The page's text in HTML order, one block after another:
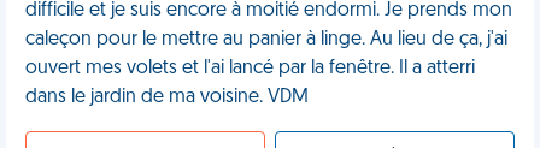
difficile et je suis encore à moitié endormi. Je prends mon
caleçon pour le mettre au panier à linge. Au lieu de ça, j'ai
ouvert mes volets et l'ai lancé par la fenêtre. Il a atterri
dans le jardin de ma voisine. VDM